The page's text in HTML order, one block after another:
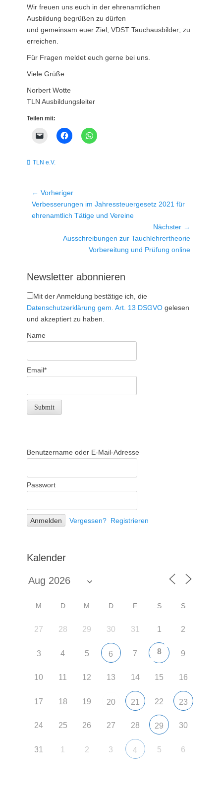
Wir freuen uns euch in der ehrenamtlichen
Ausbildung begrüßen zu dürfen
und gemeinsam euer Ziel; VDST Tauchausbilder; zu
erreichen.
Für Fragen meldet euch gerne bei uns.
Viele Grüße
Norbert Wotte
TLN Ausbildungsleiter
Teilen mit:
Kategorien
TLN e.V.
Beitragsnavigation
← Vorheriger
Vorheriger
Beitrag:
Verbesserungen im Jahressteuergesetz 2021 für
ehrenamtlich Tätige und Vereine
Nächster →
Ausschreibungen zur Tauchlehrertheorie
Vorbereitung und Prüfung online
Newsletter abonnieren
Mit der Anmeldung bestätige ich, die
Datenschutzerklärung gem. Art. 13 DSGVO gelesen
und akzeptiert zu haben.
Name
Email*
Benutzername oder E-Mail-Adresse
Passwort
Vergessen? Registrieren
Kalender
M D M D F S S
27 28 29 30 31 1 2
3 4 5 6 7 8 9
10 11 12 13 14 15 16
17 18 19 20 21 22 23
24 25 26 27 28 29 30
31 1 2 3 4 5 6